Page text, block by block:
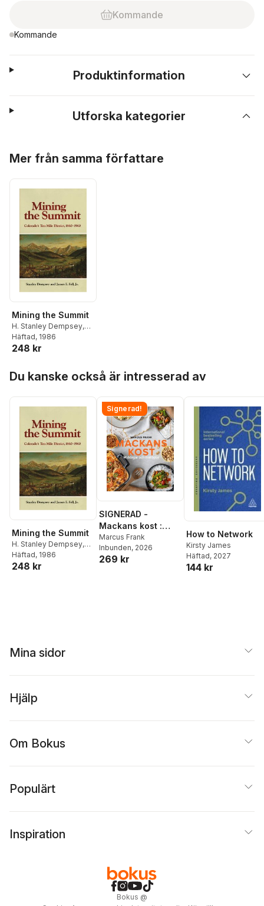
Kommande
Kommande
Produktinformation
Utforska kategorier
Mer från samma författare
Mining the Summit
H. Stanley Dempsey,
James E. Fell
Häftad, 1986
248 kr
Du kanske också är intresserad av
Mining the Summit
H. Stanley Dempsey,
James E. Fell
Häftad, 1986
248 kr
Signerad!
SIGNERAD -
Mackans kost :
Middagar och
matlådor
Marcus Frank
Inbunden, 2026
269 kr
How to Network
Kirsty James
Häftad, 2027
144 kr
Mina sidor
Hjälp
Om Bokus
Populärt
Inspiration
Bokus @